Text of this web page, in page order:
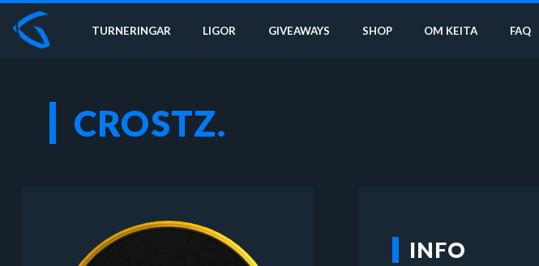
TURNERINGAR LIGOR GIVEAWAYS SHOP OM KEITA FAQ
CROSTZ.
INFO